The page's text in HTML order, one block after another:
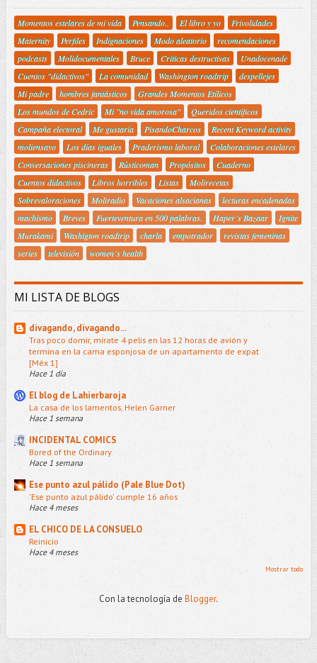
Momentos estelares de mi vida Pensando.. El libro y yo
Frivolidades
Maternity
Perfiles Indignaciones Modo aleatorio
recomendaciones
podcasts
Molidocumentales Bruce Criticas destructivas
Unadocenade
Cuentos "didactivos"
La comunidad Washington roadtrip
despellejes
Mi padre
hombres fantásticos
Grandes Momentos Etílicos
Los mundos de Cedric
Mi "no vida amorosa"
Queridos científicos
Campaña electoral
Me gustaría PisandoCharcos
Recent Keyword activity
moliensayo
Los días iguales Praderismo laboral
Colaboraciones estelares
Conversaciones piscineras
Rústicoman Propósitos
Cuaderno
Cuentos didactivos
Libros horribles Listas
Molirecetas
Sobrevaloraciones
Moliradio Vacaciones alsacianas
lecturas encadenadas
machismo
Breves Fuerteventura en 500 palabras. Haper´s Bazaar
Ignite
Murakami
Washigton roadtrip charla empotrador
revistas femeninas
series
televisión women´s health
MI LISTA DE BLOGS
divagando, divagando...
Tras poco domir, mírate 4 pelis en las 12 horas de avión y
termina en la cama esponjosa de un apartamento de expat
[Méx 1]
Hace 1 día
El blog de Lahierbaroja
La casa de los lamentos, Helen Garner
Hace 1 semana
INCIDENTAL COMICS
Bored of the Ordinary
Hace 1 semana
Ese punto azul pálido (Pale Blue Dot)
'Ese punto azul pálido' cumple 16 años
Hace 4 meses
EL CHICO DE LA CONSUELO
Reinicio
Hace 4 meses
Mostrar todo
Con la tecnología de Blogger.